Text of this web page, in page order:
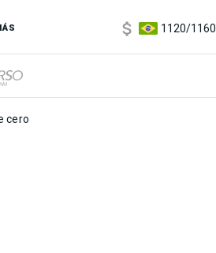
1120/1160
cero